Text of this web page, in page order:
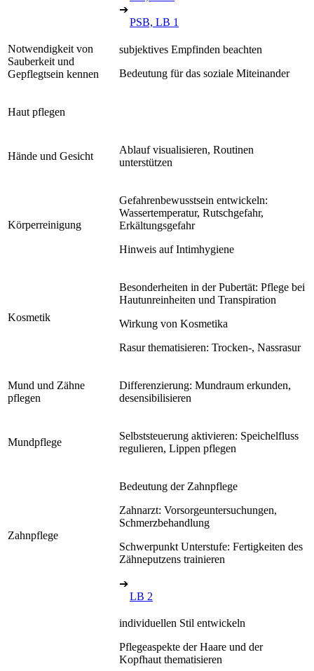
➔
PSB, LB 1
Notwendigkeit von
Sauberkeit und
Gepflegtsein kennen
subjektives Empfinden beachten
Bedeutung für das soziale Miteinander
Haut pflegen
Hände und Gesicht
Ablauf visualisieren, Routinen
unterstützen
Körperreinigung
Gefahrenbewusstsein entwickeln:
Wassertemperatur, Rutschgefahr,
Erkältungsgefahr
Hinweis auf Intimhygiene
Kosmetik
Besonderheiten in der Pubertät: Pflege bei
Hautunreinheiten und Transpiration
Wirkung von Kosmetika
Rasur thematisieren: Trocken-, Nassrasur
Mund und Zähne
pflegen
Differenzierung: Mundraum erkunden,
desensibilisieren
Mundpflege
Selbststeuerung aktivieren: Speichelfluss
regulieren, Lippen pflegen
Zahnpflege
Bedeutung der Zahnpflege
Zahnarzt: Vorsorgeuntersuchungen,
Schmerzbehandlung
Schwerpunkt Unterstufe: Fertigkeiten des
Zähneputzens trainieren
➔
LB 2
individuellen Stil entwickeln
Pflegeaspekte der Haare und der
Kopfhaut thematisieren